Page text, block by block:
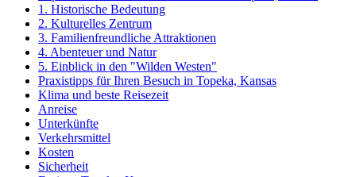
1. Historische Bedeutung
2. Kulturelles Zentrum
3. Familienfreundliche Attraktionen
4. Abenteuer und Natur
5. Einblick in den "Wilden Westen"
Praxistipps für Ihren Besuch in Topeka, Kansas
Klima und beste Reisezeit
Anreise
Unterkünfte
Verkehrsmittel
Kosten
Sicherheit